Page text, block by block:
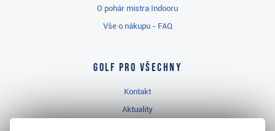
O pohár mistra Indooru
Vše o nákupu - FAQ
Golf pro všechny
Kontakt
Aktuality